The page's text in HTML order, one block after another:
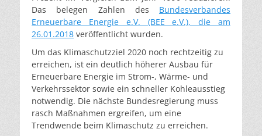
Das belegen Zahlen des Bundesverbandes
Erneuerbare Energie e.V. (BEE e.V.), die am
26.01.2018 veröffentlicht wurden.
Um das Klimaschutzziel 2020 noch rechtzeitig zu
erreichen, ist ein deutlich höherer Ausbau für
Erneuerbare Energie im Strom-, Wärme- und
Verkehrssektor sowie ein schneller Kohleausstieg
notwendig. Die nächste Bundesregierung muss
rasch Maßnahmen ergreifen, um eine
Trendwende beim Klimaschutz zu erreichen.